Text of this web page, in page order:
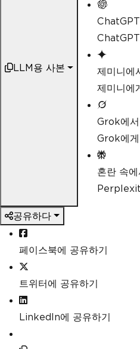
LLM용 사본
제미니에
제미니에
Grok에
Grok에
혼란 속
공유하다
페이스북에 공유하기
트위터에 공유하기
LinkedIn에 공유하기